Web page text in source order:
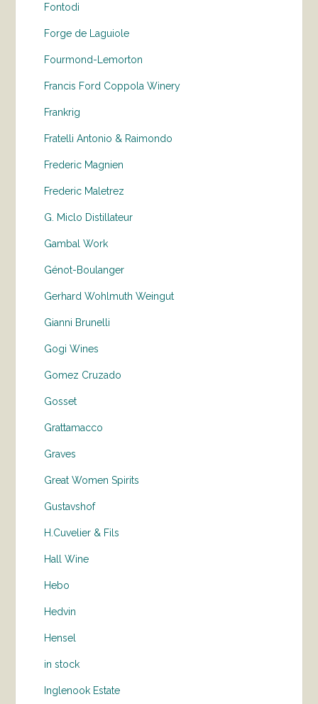
Fontodi
Forge de Laguiole
Fourmond-Lemorton
Francis Ford Coppola Winery
Frankrig
Fratelli Antonio & Raimondo
Frederic Magnien
Frederic Maletrez
G. Miclo Distillateur
Gambal Work
Génot-Boulanger
Gerhard Wohlmuth Weingut
Gianni Brunelli
Gogi Wines
Gomez Cruzado
Gosset
Grattamacco
Graves
Great Women Spirits
Gustavshof
H.Cuvelier & Fils
Hall Wine
Hebo
Hedvin
Hensel
in stock
Inglenook Estate